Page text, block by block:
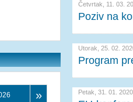
Četvrtak, 11. 03.
Poziv na
Utorak, 25. 02.
Program
Petak, 31. 01. 2020.
»